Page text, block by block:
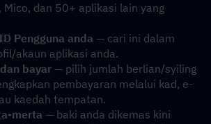
Mico, dan 50+ aplikasi lain yang
Pengguna anda — cari ini dalam
akaun aplikasi anda.
bayar — pilih jumlah berlian/syiling
pembayaran melalui kad, e-
kaedah tempatan.
merta — baki anda dikemas kini